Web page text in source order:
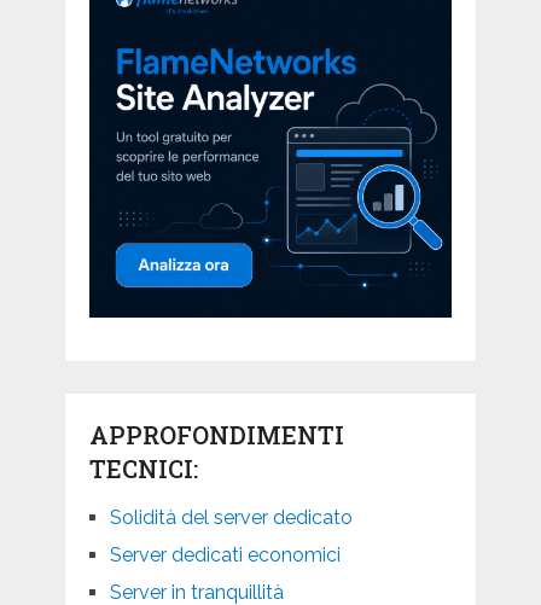
APPROFONDIMENTI
TECNICI:
Solidità del server dedicato
Server dedicati economici
Server in tranquillità